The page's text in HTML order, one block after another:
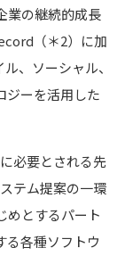
業の継続的成長
（＊2）に加
、ソーシャル、
ジーを活用した
必要とされる先
テム提案の一環
めとするパート
る各種ソフトウ